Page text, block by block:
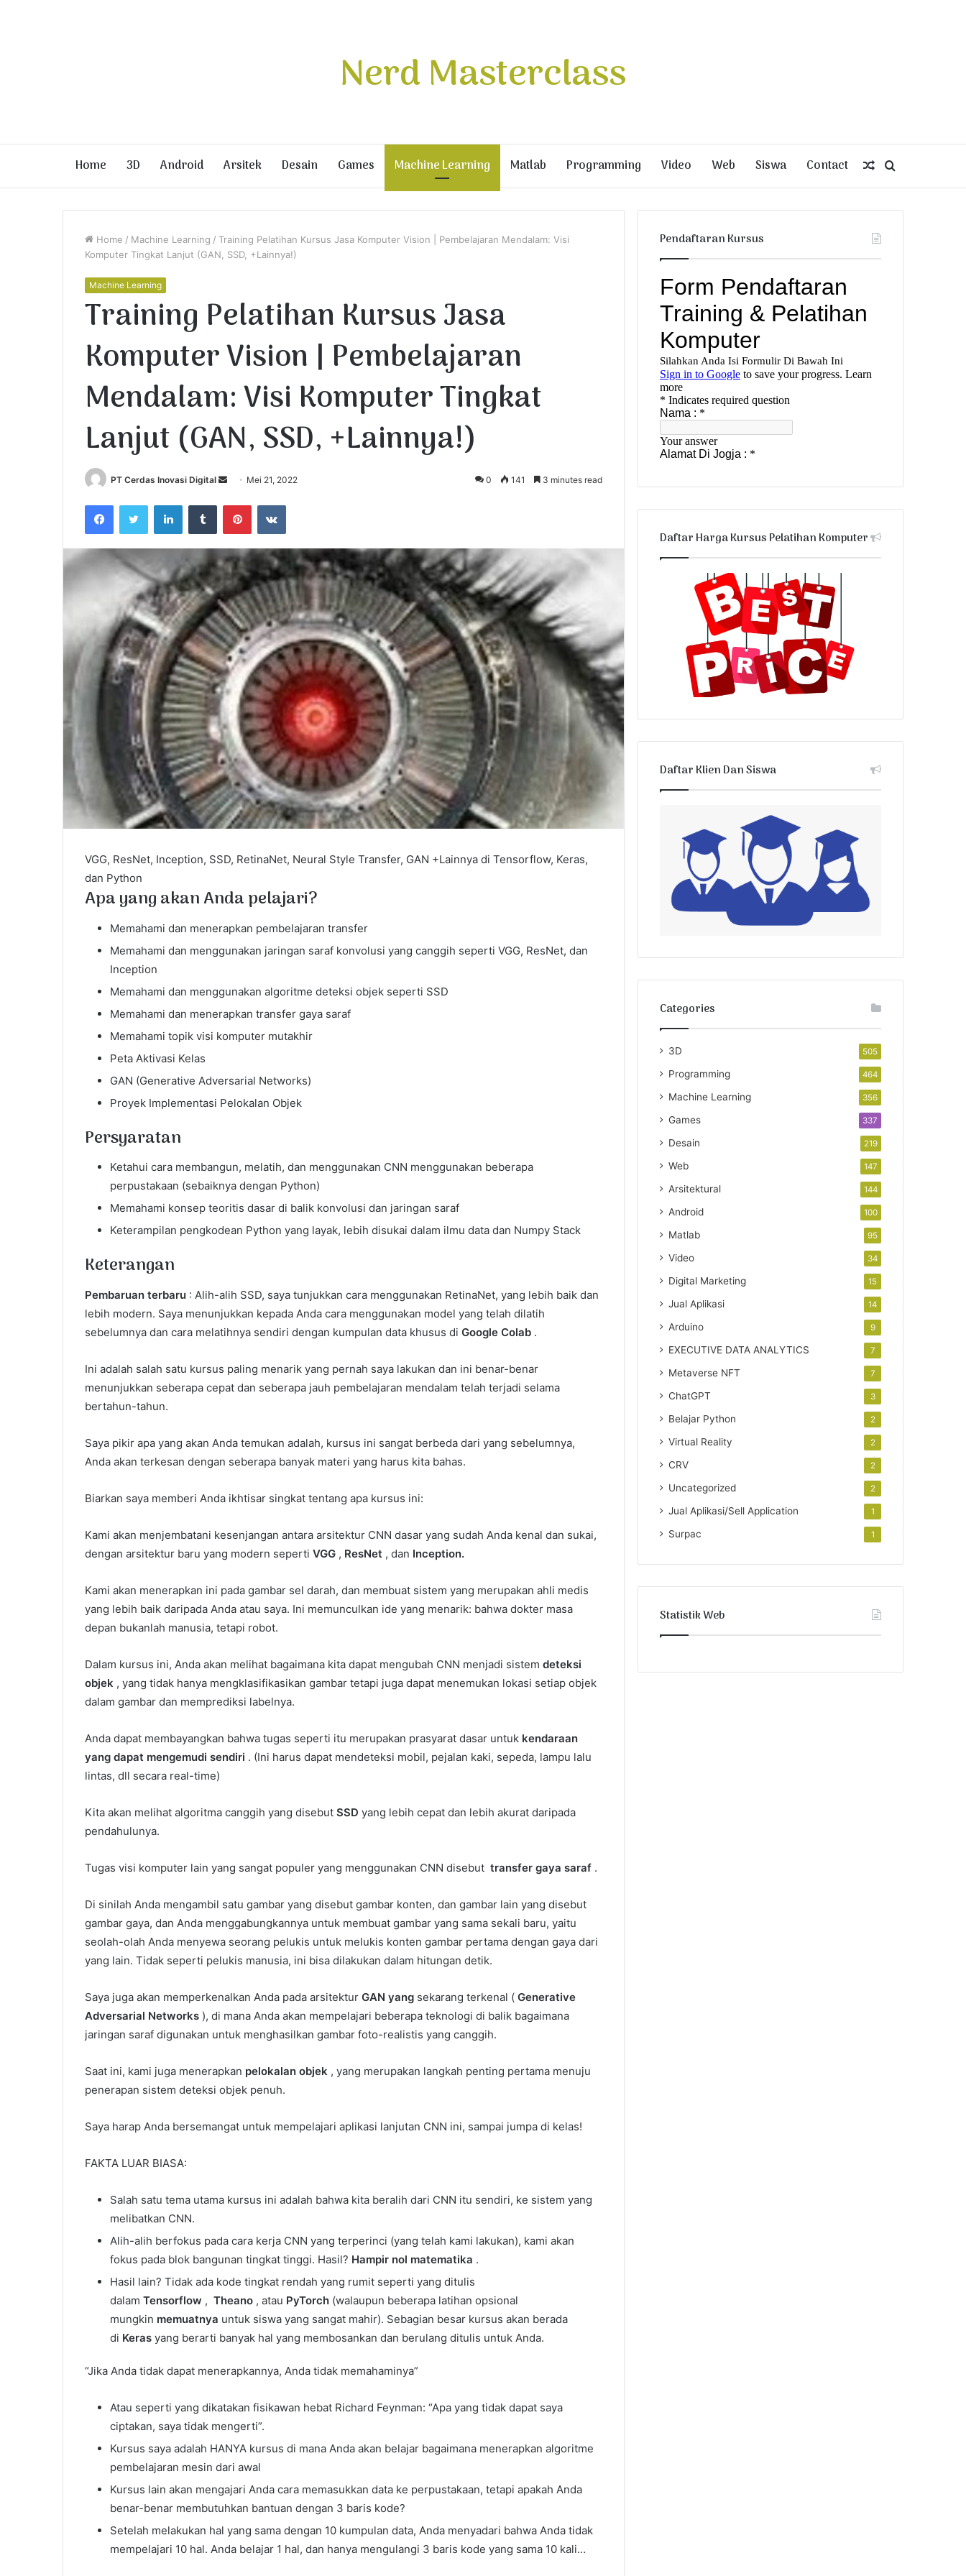
Nerd Masterclass
Home 3D Android Arsitek Desain Games Machine Learning Matlab Programming Video Web Siswa Contact
for
Random
Article
Home / Machine Learning / Training Pelatihan Kursus Jasa Komputer Vision | Pembelajaran Mendalam: Visi
Komputer Tingkat Lanjut (GAN, SSD, +Lainnya!)
Machine Learning
Training Pelatihan Kursus Jasa
Komputer Vision | Pembelajaran
Mendalam: Visi Komputer Tingkat
Lanjut (GAN, SSD, +Lainnya!)
PT Cerdas Inovasi Digital
d
a
n
e
m
a
i
l
Mei 21, 2022 0 141 3 minutes read
VGG, ResNet, Inception, SSD, RetinaNet, Neural Style Transfer, GAN +Lainnya di Tensorflow, Keras,
dan Python
Apa yang akan Anda pelajari?
Memahami dan menerapkan pembelajaran transfer
Memahami dan menggunakan jaringan saraf konvolusi yang canggih seperti VGG, ResNet, dan
Inception
Memahami dan menggunakan algoritme deteksi objek seperti SSD
Memahami dan menerapkan transfer gaya saraf
Memahami topik visi komputer mutakhir
Peta Aktivasi Kelas
GAN (Generative Adversarial Networks)
Proyek Implementasi Pelokalan Objek
Persyaratan
Ketahui cara membangun, melatih, dan menggunakan CNN menggunakan beberapa
perpustakaan (sebaiknya dengan Python)
Memahami konsep teoritis dasar di balik konvolusi dan jaringan saraf
Keterampilan pengkodean Python yang layak, lebih disukai dalam ilmu data dan Numpy Stack
Keterangan
Pembaruan terbaru : Alih-alih SSD, saya tunjukkan cara menggunakan RetinaNet, yang lebih baik dan
lebih modern. Saya menunjukkan kepada Anda cara menggunakan model yang telah dilatih
sebelumnya dan cara melatihnya sendiri dengan kumpulan data khusus di Google Colab .
Ini adalah salah satu kursus paling menarik yang pernah saya lakukan dan ini benar-benar
menunjukkan seberapa cepat dan seberapa jauh pembelajaran mendalam telah terjadi selama
bertahun-tahun.
Saya pikir apa yang akan Anda temukan adalah, kursus ini sangat berbeda dari yang sebelumnya,
Anda akan terkesan dengan seberapa banyak materi yang harus kita bahas.
Biarkan saya memberi Anda ikhtisar singkat tentang apa kursus ini:
Kami akan menjembatani kesenjangan antara arsitektur CNN dasar yang sudah Anda kenal dan sukai,
dengan arsitektur baru yang modern seperti VGG , ResNet , dan Inception.
Kami akan menerapkan ini pada gambar sel darah, dan membuat sistem yang merupakan ahli medis
yang lebih baik daripada Anda atau saya. Ini memunculkan ide yang menarik: bahwa dokter masa
depan bukanlah manusia, tetapi robot.
Dalam kursus ini, Anda akan melihat bagaimana kita dapat mengubah CNN menjadi sistem deteksi
objek , yang tidak hanya mengklasifikasikan gambar tetapi juga dapat menemukan lokasi setiap objek
dalam gambar dan memprediksi labelnya.
Anda dapat membayangkan bahwa tugas seperti itu merupakan prasyarat dasar untuk kendaraan
yang dapat mengemudi sendiri . (Ini harus dapat mendeteksi mobil, pejalan kaki, sepeda, lampu lalu
lintas, dll secara real-time)
Kita akan melihat algoritma canggih yang disebut SSD yang lebih cepat dan lebih akurat daripada
pendahulunya.
Tugas visi komputer lain yang sangat populer yang menggunakan CNN disebut transfer gaya saraf .
Di sinilah Anda mengambil satu gambar yang disebut gambar konten, dan gambar lain yang disebut
gambar gaya, dan Anda menggabungkannya untuk membuat gambar yang sama sekali baru, yaitu
seolah-olah Anda menyewa seorang pelukis untuk melukis konten gambar pertama dengan gaya dari
yang lain. Tidak seperti pelukis manusia, ini bisa dilakukan dalam hitungan detik.
Saya juga akan memperkenalkan Anda pada arsitektur GAN yang sekarang terkenal ( Generative
Adversarial Networks ), di mana Anda akan mempelajari beberapa teknologi di balik bagaimana
jaringan saraf digunakan untuk menghasilkan gambar foto-realistis yang canggih.
Saat ini, kami juga menerapkan pelokalan objek , yang merupakan langkah penting pertama menuju
penerapan sistem deteksi objek penuh.
Saya harap Anda bersemangat untuk mempelajari aplikasi lanjutan CNN ini, sampai jumpa di kelas!
FAKTA LUAR BIASA:
Salah satu tema utama kursus ini adalah bahwa kita beralih dari CNN itu sendiri, ke sistem yang
melibatkan CNN.
Alih-alih berfokus pada cara kerja CNN yang terperinci (yang telah kami lakukan), kami akan
fokus pada blok bangunan tingkat tinggi. Hasil? Hampir nol matematika .
Hasil lain? Tidak ada kode tingkat rendah yang rumit seperti yang ditulis
dalam Tensorflow , Theano , atau PyTorch (walaupun beberapa latihan opsional
mungkin memuatnya untuk siswa yang sangat mahir). Sebagian besar kursus akan berada
di Keras yang berarti banyak hal yang membosankan dan berulang ditulis untuk Anda.
“Jika Anda tidak dapat menerapkannya, Anda tidak memahaminya”
Atau seperti yang dikatakan fisikawan hebat Richard Feynman: “Apa yang tidak dapat saya
ciptakan, saya tidak mengerti”.
Kursus saya adalah HANYA kursus di mana Anda akan belajar bagaimana menerapkan algoritme
pembelajaran mesin dari awal
Kursus lain akan mengajari Anda cara memasukkan data ke perpustakaan, tetapi apakah Anda
benar-benar membutuhkan bantuan dengan 3 baris kode?
Setelah melakukan hal yang sama dengan 10 kumpulan data, Anda menyadari bahwa Anda tidak
mempelajari 10 hal. Anda belajar 1 hal, dan hanya mengulangi 3 baris kode yang sama 10 kali…
Pendaftaran Kursus
Daftar Harga Kursus Pelatihan Komputer
Daftar Klien Dan Siswa
Categories
3D 505
Programming 464
Machine Learning 356
Games 337
Desain 219
Web 147
Arsitektural 144
Android 100
Matlab 95
Video 34
Digital Marketing 15
Jual Aplikasi 14
Arduino 9
EXECUTIVE DATA ANALYTICS 7
Metaverse NFT 7
ChatGPT 3
Belajar Python 2
Virtual Reality 2
CRV 2
Uncategorized 2
Jual Aplikasi/Sell Application 1
Surpac 1
Statistik Web